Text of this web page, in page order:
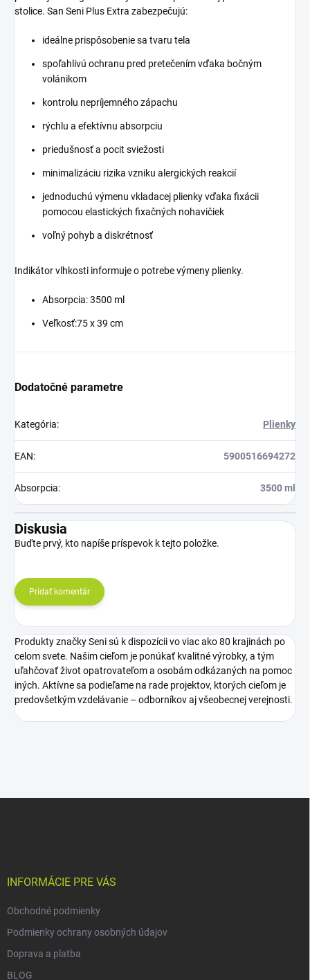
stolice. San Seni Plus Extra zabezpečujú:
ideálne prispôsobenie sa tvaru tela
spoľahlivú ochranu pred pretečením vďaka bočným
volánikom
kontrolu nepríjemného zápachu
rýchlu a efektívnu absorpciu
priedušnosť a pocit sviežosti
minimalizáciu rizika vzniku alergických reakcií
jednoduchú výmenu vkladacej plienky vďaka fixácii
pomocou elastických fixačných nohavičiek
voľný pohyb a diskrétnosť
Indikátor vlhkosti informuje o potrebe výmeny plienky.
Absorpcia: 3500 ml
Veľkosť:75 x 39 cm
Dodatočné parametre
Kategória: Plienky
EAN: 5900516694272
Absorpcia: 3500 ml
Diskusia
Buďte prvý, kto napíše príspevok k tejto položke.
Pridať komentár
Produkty značky Seni sú k dispozícii vo viac ako 80 krajinách po
celom svete. Našim cieľom je ponúkať kvalitné výrobky, a tým
uľahčovať život opatrovateľom a osobám odkázaných na pomoc
iných. Aktívne sa podieľame na rade projektov, ktorých cieľom je
predovšetkým vzdelávanie – odborníkov aj všeobecnej verejnosti.
INFORMÁCIE PRE VÁS
Obchodné podmienky
Podmienky ochrany osobných údajov
Doprava a platba
BLOG